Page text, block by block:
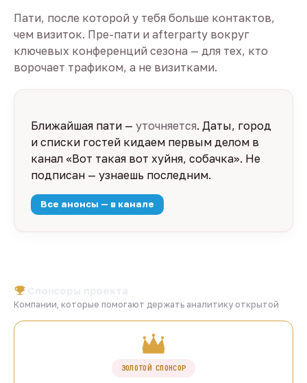
Пати, после которой у тебя больше контактов,
чем визиток. Пре-пати и afterparty вокруг
ключевых конференций сезона — для тех, кто
ворочает трафиком, а не визитками.
Ближайшая пати — уточняется. Даты, город
и списки гостей кидаем первым делом в
канал «Вот такая вот хуйня, собачка». Не
подписан — узнаешь последним.
Все анонсы — в канале
Компании, которые помогают держать аналитику открытой
ЗОЛОТОЙ СПОНСОР